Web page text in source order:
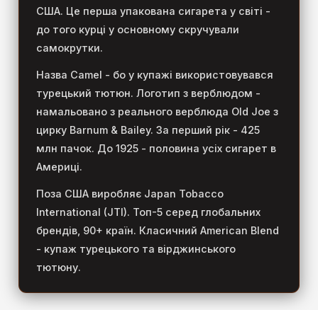
США. Це перша упакована сигарета у світі -
до того курці у основному скручували
самокрутки.
Назва Camel - бо у купажі використовувався
турецький тютюн. Логотип з верблюдом -
намальовано з реального верблюда Old Joe з
цирку Barnum & Bailey. За перший рік - 425
млн пачок. До 1925 - половина усіх сигарет в
Америці.
Поза США виробляє Japan Tobacco
International (JTI). Топ-5 серед глобальних
брендів, 90+ країн. Класичний American Blend
- купаж турецького та вірджинського
тютюну.